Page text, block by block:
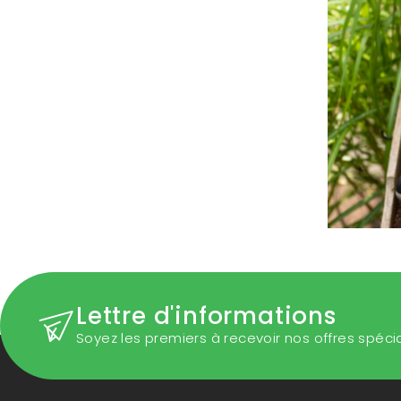
Lettre d'informations
Soyez les premiers à recevoir nos offres